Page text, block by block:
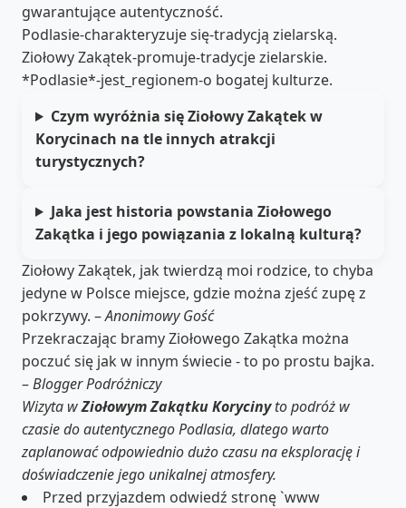
gwarantujące autentyczność.
Podlasie-charakteryzuje się-tradycją zielarską.
Ziołowy Zakątek-promuje-tradycje zielarskie.
*Podlasie*-jest_regionem-o bogatej kulturze.
Czym wyróżnia się Ziołowy Zakątek w
Korycinach na tle innych atrakcji
turystycznych?
Jaka jest historia powstania Ziołowego
Zakątka i jego powiązania z lokalną kulturą?
Ziołowy Zakątek, jak twierdzą moi rodzice, to chyba
jedyne w Polsce miejsce, gdzie można zjeść zupę z
pokrzywy. –Anonimowy Gość
Przekraczając bramy Ziołowego Zakątka można
poczuć się jak w innym świecie - to po prostu bajka.
–Blogger Podróżniczy
Wizyta wZiołowym Zakątku Korycinyto podróż w
czasie do autentycznego Podlasia, dlatego warto
zaplanować odpowiednio dużo czasu na eksplorację i
doświadczenie jego unikalnej atmosfery.
Przed przyjazdem odwiedź stronę `www